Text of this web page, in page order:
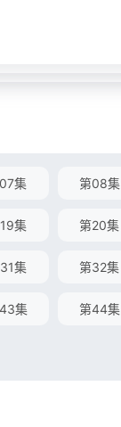
集 第08集
集 第20集
集 第32集
集 第44集